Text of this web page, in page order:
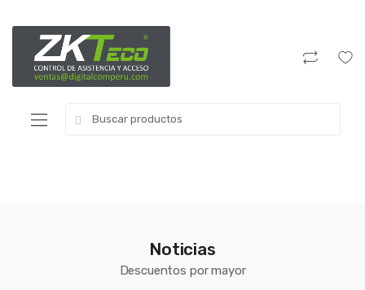
Noticias
Descuentos por mayor